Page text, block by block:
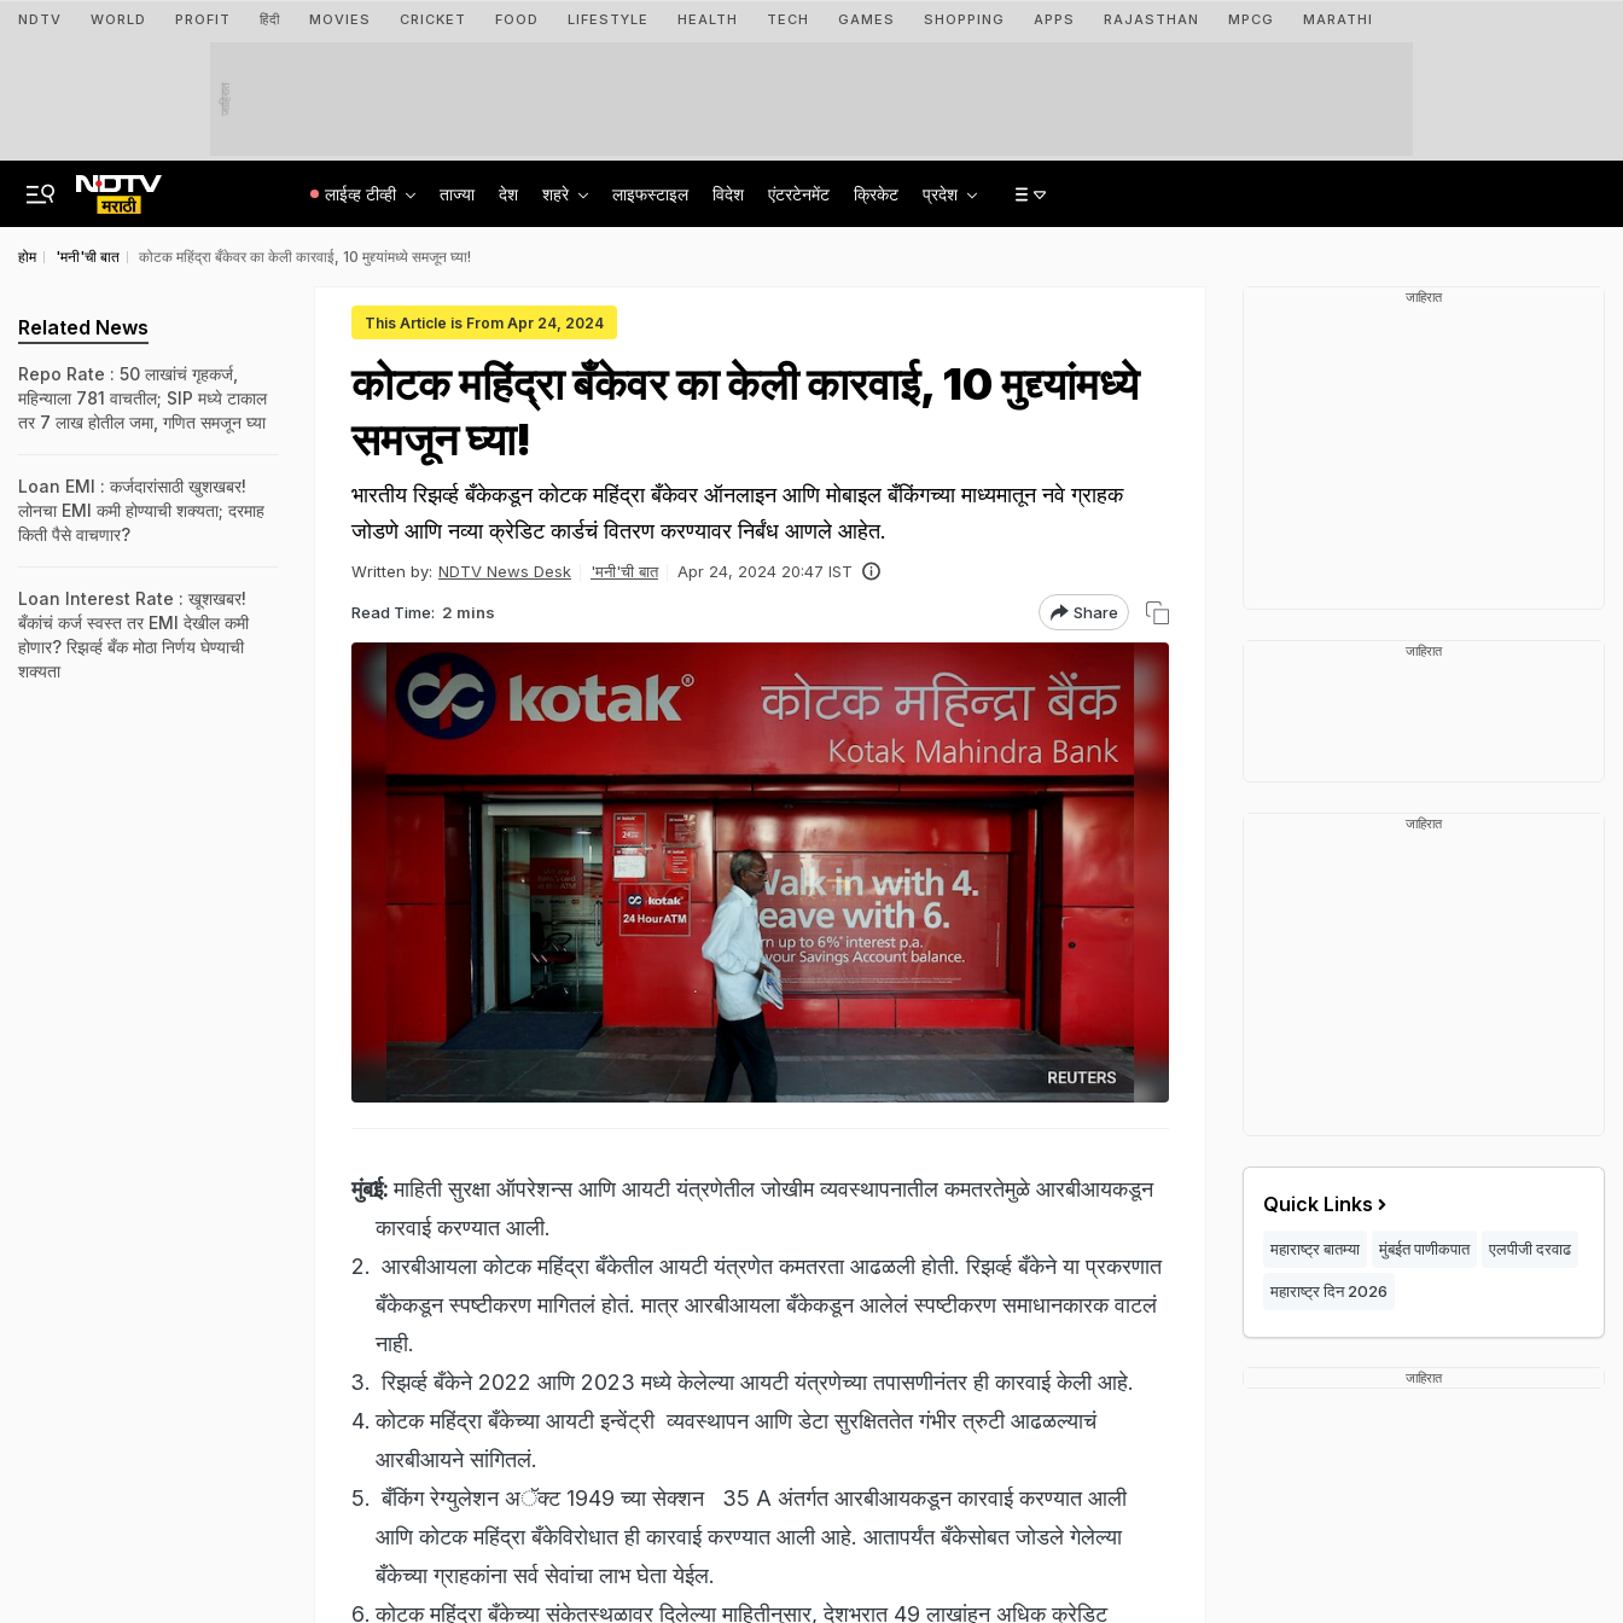
NDTV WORLD PROFIT हिंदी MOVIES CRICKET FOOD LIFESTYLE HEALTH TECH GAMES SHOPPING APPS RAJASTHAN MPCG MARATHI
जाहिरात
लाईव्ह टीव्ही ताज्या देश शहरे लाइफस्टाइल विदेश एंटरटेनमेंट क्रिकेट प्रदेश
होम 'मनी'ची बात कोटक महिंद्रा बँकेवर का केली कारवाई, 10 मुद्द्यांमध्ये समजून घ्या!
This Article is From Apr 24, 2024
कोटक महिंद्रा बँकेवर का केली कारवाई, 10 मुद्द्यांमध्ये
समजून घ्या!
भारतीय रिझर्व्ह बँकेकडून कोटक महिंद्रा बँकेवर ऑनलाइन आणि मोबाइल बँकिंगच्या माध्यमातून नवे ग्राहक
जोडणे आणि नव्या क्रेडिट कार्डचं वितरण करण्यावर निर्बंध आणले आहेत.
Written by: NDTV News Desk 'मनी'ची बात Apr 24, 2024 20:47 IST
Read Time: 2 mins Share
मुंबई: माहिती सुरक्षा ऑपरेशन्स आणि आयटी यंत्रणेतील जोखीम व्यवस्थापनातील कमतरतेमुळे आरबीआयकडून
कारवाई करण्यात आली.
आरबीआयला कोटक महिंद्रा बँकेतील आयटी यंत्रणेत कमतरता आढळली होती. रिझर्व्ह बँकेने या प्रकरणात
बँकेकडून स्पष्टीकरण मागितलं होतं. मात्र आरबीआयला बँकेकडून आलेलं स्पष्टीकरण समाधानकारक वाटलं
नाही.
रिझर्व्ह बँकेने 2022 आणि 2023 मध्ये केलेल्या आयटी यंत्रणेच्या तपासणीनंतर ही कारवाई केली आहे.
कोटक महिंद्रा बँकेच्या आयटी इन्वेंट्री व्यवस्थापन आणि डेटा सुरक्षिततेत गंभीर त्रुटी आढळल्याचं
आरबीआयने सांगितलं.
बँकिंग रेग्युलेशन अॅक्ट 1949 च्या सेक्शन 35 A अंतर्गत आरबीआयकडून कारवाई करण्यात आली
आणि कोटक महिंद्रा बँकेविरोधात ही कारवाई करण्यात आली आहे. आतापर्यंत बँकेसोबत जोडले गेलेल्या
बँकेच्या ग्राहकांना सर्व सेवांचा लाभ घेता येईल.
कोटक महिंद्रा बँकेच्या संकेतस्थळावर दिलेल्या माहितीनुसार, देशभरात 49 लाखांहून अधिक क्रेडिट
Related News
Repo Rate : 50 लाखांचं गृहकर्ज,
महिन्याला 781 वाचतील; SIP मध्ये टाकाल
तर 7 लाख होतील जमा, गणित समजून घ्या
Loan EMI : कर्जदारांसाठी खुशखबर!
लोनचा EMI कमी होण्याची शक्यता; दरमाह
किती पैसे वाचणार?
Loan Interest Rate : खूशखबर!
बँकांचं कर्ज स्वस्त तर EMI देखील कमी
होणार? रिझर्व्ह बँक मोठा निर्णय घेण्याची
शक्यता
जाहिरात
जाहिरात
जाहिरात
Quick Links
महाराष्ट्र बातम्या मुंबईत पाणीकपात एलपीजी दरवाढ
महाराष्ट्र दिन 2026
जाहिरात